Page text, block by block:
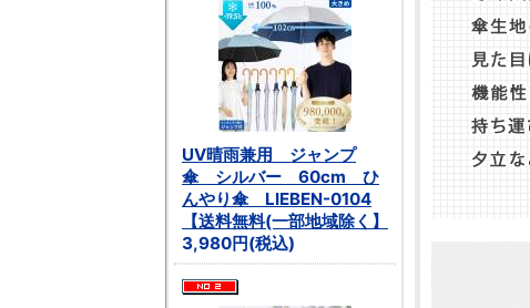
UV晴雨兼用 ジャンプ
傘 シルバー 60cm ひ
んやり傘 LIEBEN-0104
【送料無料(一部地域除く】
3,980円(税込)